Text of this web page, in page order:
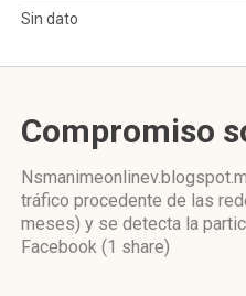
Sin dato
Compromiso
tráfico procedente de las
meses) y se detecta la
Facebook (1 share)